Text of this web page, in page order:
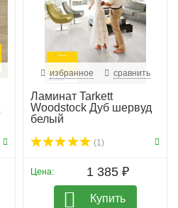
избранное сравнить
Ламинат Tarkett
Woodstock Дуб шервуд
белый
(1)
Цена: 1 385 ₽
Купить